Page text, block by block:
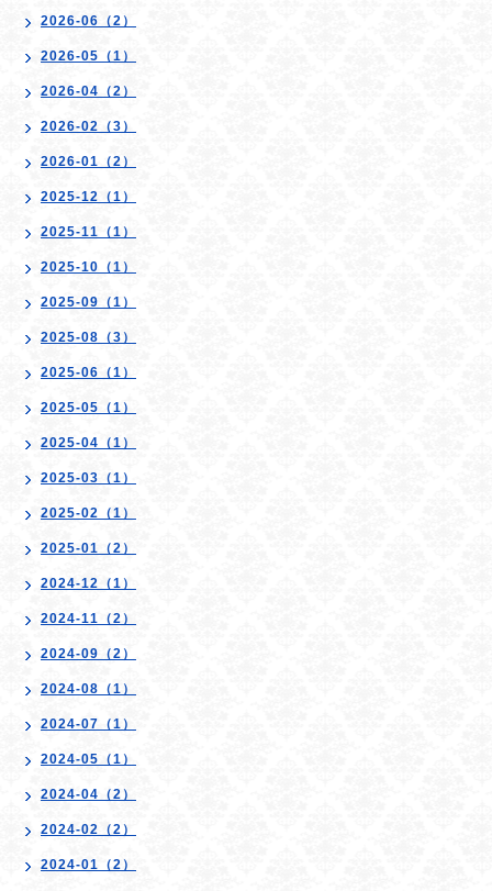
2026-06（2）
2026-05（1）
2026-04（2）
2026-02（3）
2026-01（2）
2025-12（1）
2025-11（1）
2025-10（1）
2025-09（1）
2025-08（3）
2025-06（1）
2025-05（1）
2025-04（1）
2025-03（1）
2025-02（1）
2025-01（2）
2024-12（1）
2024-11（2）
2024-09（2）
2024-08（1）
2024-07（1）
2024-05（1）
2024-04（2）
2024-02（2）
2024-01（2）